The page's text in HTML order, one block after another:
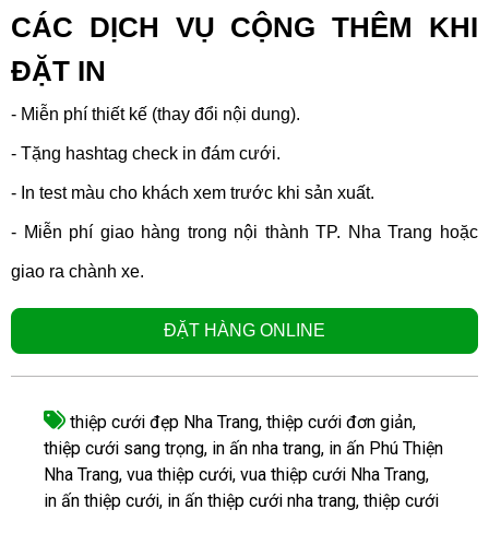
CÁC DỊCH VỤ CỘNG THÊM KHI
ĐẶT IN
- Miễn phí thiết kế (thay đổi nội dung).
- Tặng hashtag check in đám cưới.
- In test màu cho khách xem trước khi sản xuất.
- Miễn phí giao hàng trong nội thành TP. Nha Trang hoặc
giao ra chành xe.
ĐẶT HÀNG ONLINE
thiệp cưới đẹp Nha Trang, thiệp cưới đơn giản,
thiệp cưới sang trọng, in ấn nha trang, in ấn Phú Thiện
Nha Trang, vua thiệp cưới, vua thiệp cưới Nha Trang,
in ấn thiệp cưới, in ấn thiệp cưới nha trang, thiệp cưới